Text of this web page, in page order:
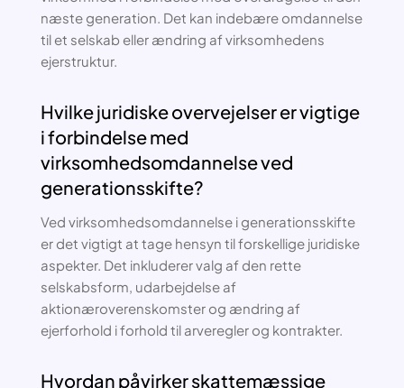
næste generation. Det kan indebære omdannelse
til et selskab eller ændring af virksomhedens
ejerstruktur.
Hvilke juridiske overvejelser er vigtige
i forbindelse med
virksomhedsomdannelse ved
generationsskifte?
Ved virksomhedsomdannelse i generationsskifte
er det vigtigt at tage hensyn til forskellige juridiske
aspekter. Det inkluderer valg af den rette
selskabsform, udarbejdelse af
aktionæroverenskomster og ændring af
ejerforhold i forhold til arveregler og kontrakter.
Hvordan påvirker skattemæssige